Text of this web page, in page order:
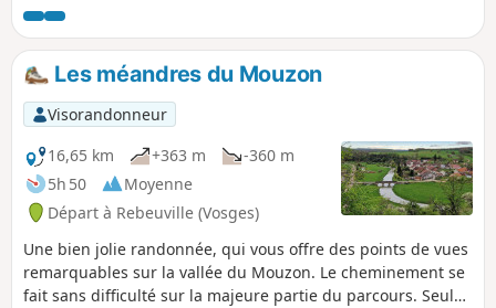
Les méandres du Mouzon
Visorandonneur
16,65 km
+363 m
-360 m
5h 50
Moyenne
Départ à Rebeuville (Vosges)
Une bien jolie randonnée, qui vous offre des points de vues
remarquables sur la vallée du Mouzon. Le cheminement se
fait sans difficulté sur la majeure partie du parcours. Seuls